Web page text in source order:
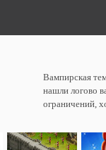
Вампирская
нашли логово
ограничений,